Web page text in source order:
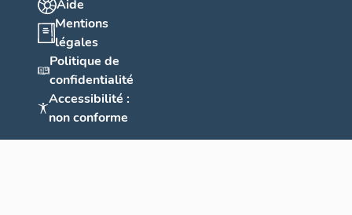
Aide
Mentions
légales
Politique de
confidentialité
Accessibilité :
non conforme